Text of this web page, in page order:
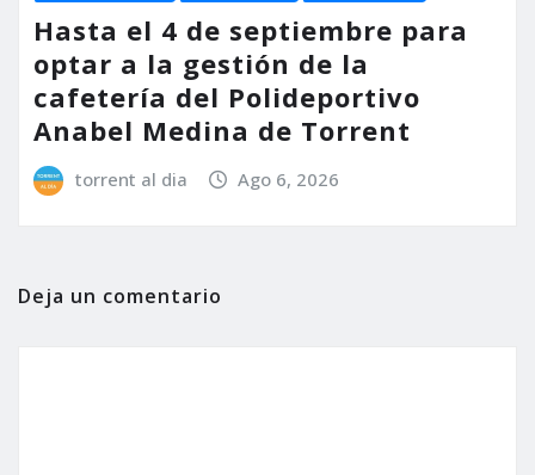
Hasta el 4 de septiembre para
optar a la gestión de la
cafetería del Polideportivo
Anabel Medina de Torrent
torrent al dia Ago 6, 2026
Deja un comentario